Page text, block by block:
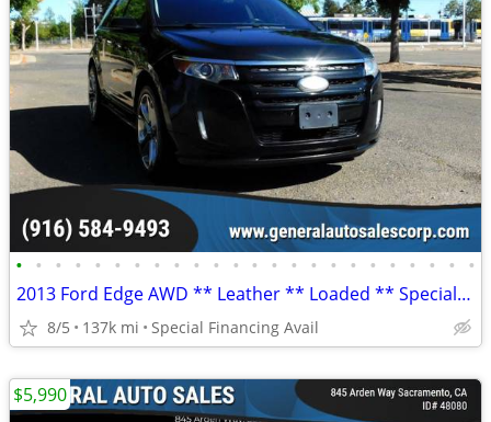
• • • • • • • • • • • • • • • • • • • • • • • •
2013 Ford Edge AWD ** Leather ** Loaded ** Special Financing Avail
8/5 137k mi Special Financing Avail
$5,990